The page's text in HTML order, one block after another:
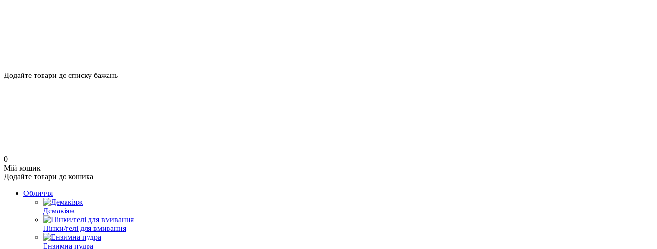
Додайте товари до списку бажань
0
Мій кошик
Додайте товари до кошика
Обличчя
Демакіяж
Пінки/гелі для вмивання
Ензимна пудра